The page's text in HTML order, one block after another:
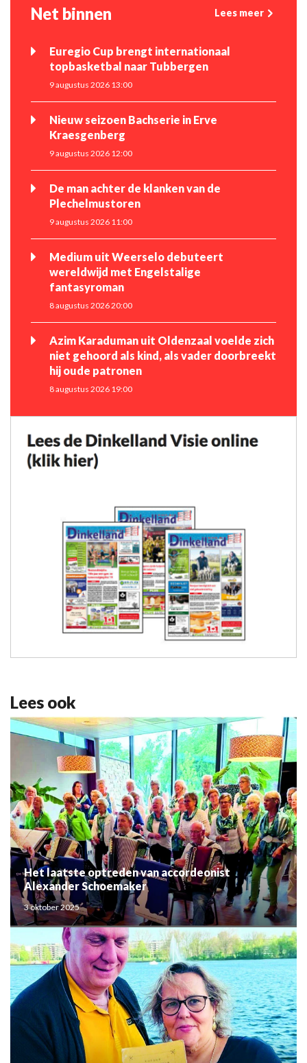
Net binnen Lees meer
Euregio Cup brengt internationaal
topbasketbal naar Tubbergen
9 augustus 2026 13:00
Nieuw seizoen Bachserie in Erve
Kraesgenberg
9 augustus 2026 12:00
De man achter de klanken van de
Plechelmustoren
9 augustus 2026 11:00
Medium uit Weerselo debuteert
wereldwijd met Engelstalige
fantasyroman
8 augustus 2026 20:00
Azim Karaduman uit Oldenzaal voelde zich
niet gehoord als kind, als vader doorbreekt
hij oude patronen
8 augustus 2026 19:00
Lees ook
Het laatste optreden van accordeonist
Alexander Schoemaker
3 oktober 2025